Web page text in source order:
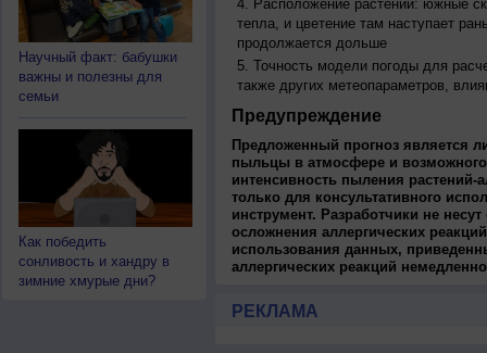
Научный факт: бабушки
важны и полезны для
семьи
Как победить
сонливость и хандру в
зимние хмурые дни?
Расположение растений: южные
тепла, и цветение там наступает
продолжается дольше
Точность модели погоды для
также других метеопараметров,
Предупреждение
Предложенный прогноз является
пыльцы в атмосфере и
интенсивность пыления растений-
только для консультативного
инструмент. Разработчики не
осложнения аллергических
использования данных,
аллергических реакций
РЕКЛАМА